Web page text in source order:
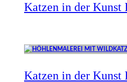
Katzen in der Kunst
Katzen in der